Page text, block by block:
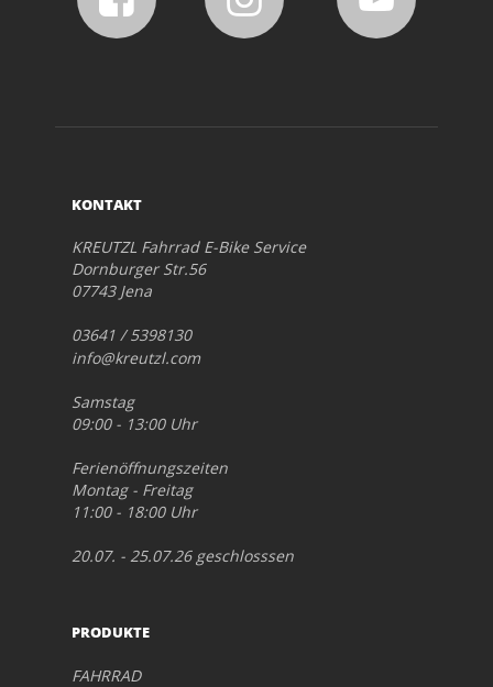
KONTAKT
KREUTZL Fahrrad E-Bike Service
Dornburger Str.56
07743 Jena
03641 / 5398130
info@kreutzl.com
Samstag
09:00 - 13:00 Uhr
Ferienöffnungszeiten
Montag - Freitag
11:00 - 18:00 Uhr
20.07. - 25.07.26 geschlosssen
PRODUKTE
FAHRRAD